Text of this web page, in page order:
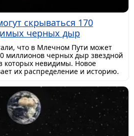
скрываться 170
черных дыр
что в Млечном Пути может
миллионов черных дыр звездной
которых невидимы. Новое
их распределение и историю.